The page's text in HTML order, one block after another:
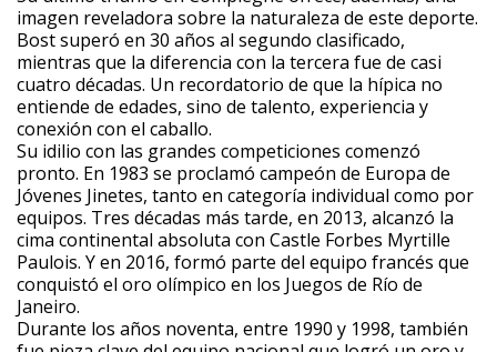
imagen reveladora sobre la naturaleza de este deporte.
Bost superó en 30 años al segundo clasificado,
mientras que la diferencia con la tercera fue de casi
cuatro décadas. Un recordatorio de que la hípica no
entiende de edades, sino de talento, experiencia y
conexión con el caballo.
Su idilio con las grandes competiciones comenzó
pronto. En 1983 se proclamó campeón de Europa de
Jóvenes Jinetes, tanto en categoría individual como por
equipos. Tres décadas más tarde, en 2013, alcanzó la
cima continental absoluta con Castle Forbes Myrtille
Paulois. Y en 2016, formó parte del equipo francés que
conquistó el oro olímpico en los Juegos de Río de
Janeiro.
Durante los años noventa, entre 1990 y 1998, también